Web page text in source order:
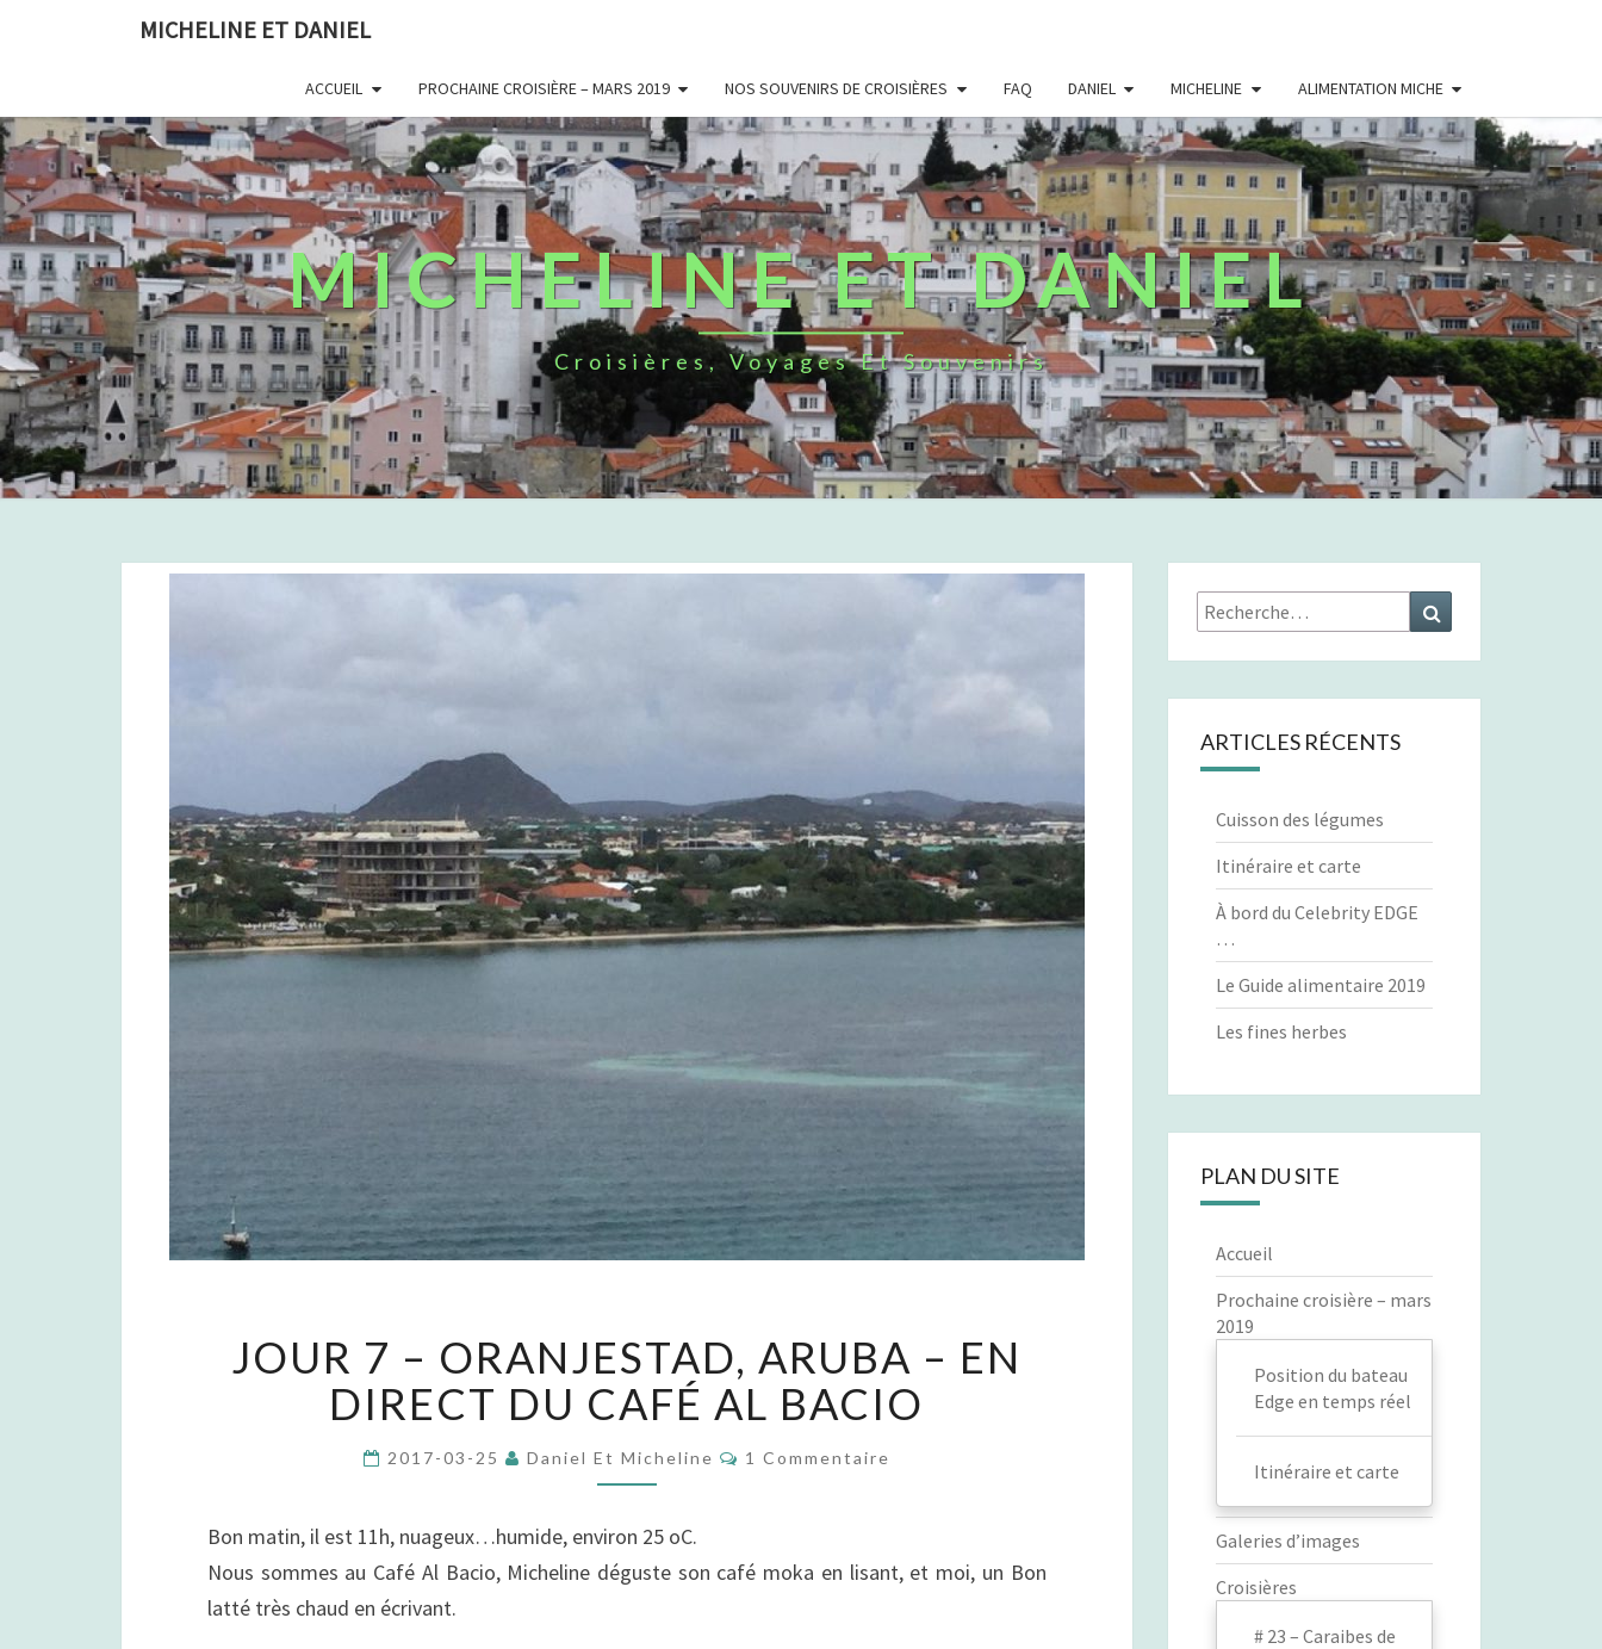
MICHELINE ET DANIEL
ACCUEIL PROCHAINE CROISIÈRE – MARS 2019 NOS SOUVENIRS DE CROISIÈRES FAQ DANIEL MICHELINE ALIMENTATION MICHE
MICHELINE ET DANIEL
Croisières, Voyages Et Souvenirs
O
U
R
R
A
N
JOUR 7 – ORANJESTAD, ARUBA – EN
DIRECT DU CAFÉ AL BACIO
2017-03-25 Daniel Et Micheline
C
O
T
A
1 Commentaire
Bon matin, il est 11h, nuageux…humide, environ 25 oC.
Nous sommes au Café Al Bacio, Micheline déguste son café moka en lisant, et moi, un Bon
latté très chaud en écrivant.
Rechercher :
ARTICLES RÉCENTS
Cuisson des légumes
Itinéraire et carte
À bord du Celebrity EDGE
…
Le Guide alimentaire 2019
Les fines herbes
PLAN DU SITE
Accueil
Prochaine croisière – mars
2019
Position du bateau
Edge en temps réel
Itinéraire et carte
Galeries d’images
Croisières
# 23 – Caraibes de